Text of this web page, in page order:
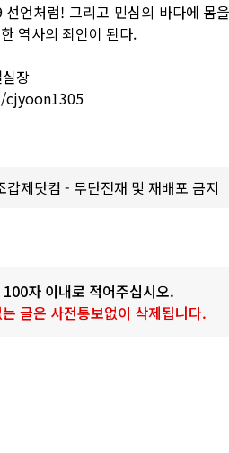
선언처럼! 그리고 민심의 바다에 몸
역사의 죄인이 된다.
장
cjyoon1305
제닷컴 - 무단전재 및 재배포 금지
자 이내로 적어주십시오.
글은 사전통보없이 삭제됩니다.